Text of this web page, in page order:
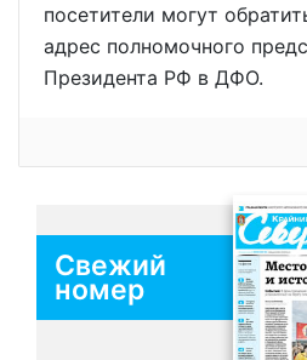
посетители могут
адрес полномочного
Президента РФ в ДФО.
Свежий
номер